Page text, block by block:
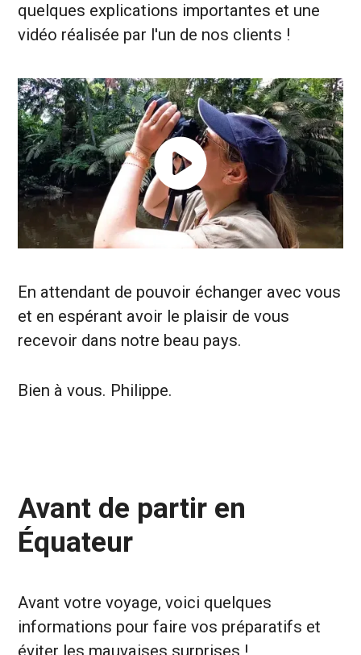
quelques explications importantes et une
vidéo réalisée par l'un de nos clients !
En attendant de pouvoir échanger avec vous
et en espérant avoir le plaisir de vous
recevoir dans notre beau pays.
Bien à vous. Philippe.
Avant de partir en
Équateur
Avant votre voyage, voici quelques
informations pour faire vos préparatifs et